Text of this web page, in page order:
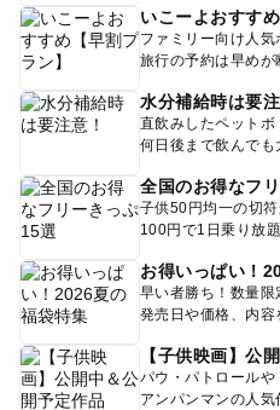
いこーよおすす
ファミリー向け人気
旅行の予約は早めが
水分補給時は要注
直飲みしたペットボ
何日後まで飲んでも
全国のお得なフ
子供50円均一の切符
100円で1日乗り放題
お得いっぱい！
早い者勝ち！数量限
発売日や価格、内容
【子供映画】公
パウ・パトロールや
アンパンマンの人気